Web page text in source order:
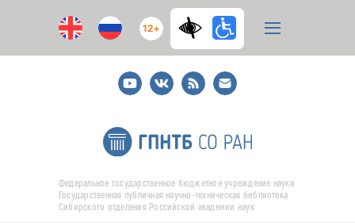
12+
YoutubeВКонтакте
RSS
E-
mail
подписка
Федеральное государственное бюджетное учреждение науки
Государственная публичная научно-техническая библиотека
Сибирского отделения Российской академии наук